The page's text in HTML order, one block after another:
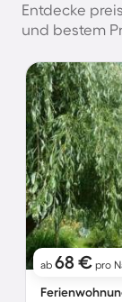
Entdecke
und bestem
ab 68 € pro